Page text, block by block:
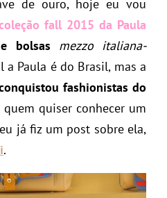
de ouro, hoje eu vou
fall 2015 da Paula
bolsas
mezzo italiana-
a Paula é do Brasil, mas a
fashionistas do
quem quiser conhecer um
já fiz um post sobre ela,
.